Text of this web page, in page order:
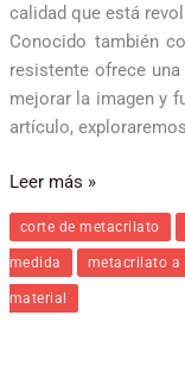
calidad que está
Conocido también
resistente ofrece
mejorar la imagen y
artículo,
Leer más »
corte de metacrilato
medida metacrilato a
material